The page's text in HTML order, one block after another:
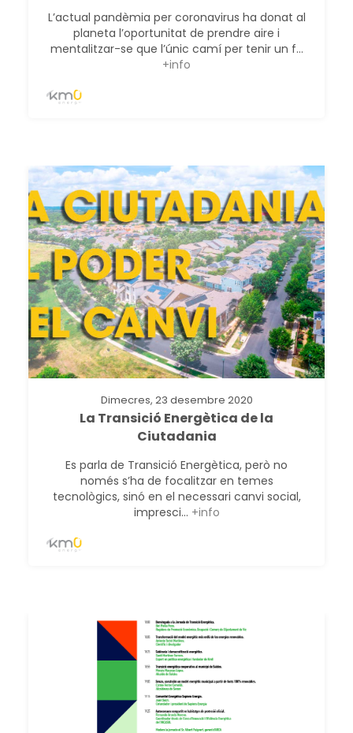
L’actual pandèmia per coronavirus ha donat al
planeta l’oportunitat de prendre aire i
mentalitzar-se que l’únic camí per tenir un f...
+info
Dimecres, 23 desembre 2020
La Transició Energètica de la
Ciutadania
Es parla de Transició Energètica, però no
només s’ha de focalitzar en temes
tecnològics, sinó en el necessari canvi social,
impresci... +info